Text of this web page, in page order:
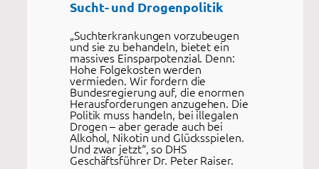
Sucht- und Drogenpolitik
„Suchterkrankungen vorzubeugen
und sie zu behandeln, bietet ein
massives Einsparpotenzial. Denn:
Hohe Folgekosten werden
vermieden. Wir fordern die
Bundesregierung auf, die enormen
Herausforderungen anzugehen. Die
Politik muss handeln, bei illegalen
Drogen – aber gerade auch bei
Alkohol, Nikotin und Glücksspielen.
Und zwar jetzt“, so DHS
Geschäftsführer Dr. Peter Raiser.